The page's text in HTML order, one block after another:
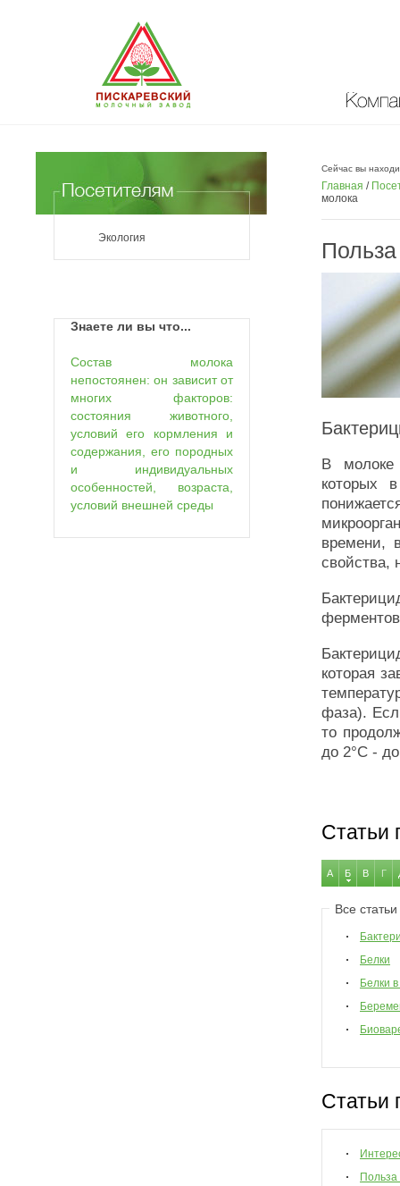
Экология
Знаете ли вы что...
Состав молока
непостоянен: он зависит от
многих факторов:
состояния животного,
условий его кормления и
содержания, его породных
и индивидуальных
особенностей, возраста,
условий внешней среды
Сейчас вы
Главная /
молока
В молоке
которых
времени,
свойства,
которая
фаза).
то
до 2°С -
Статьи
А Б В Г
Все
Белки
Белки
Статьи